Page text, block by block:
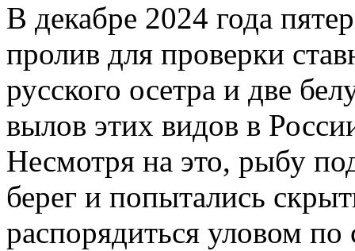
В декабре 2024 года
пролив для проверки
русского осетра и две
вылов этих видов в
Несмотря на это, рыбу
берег и попытались
распорядиться уловом